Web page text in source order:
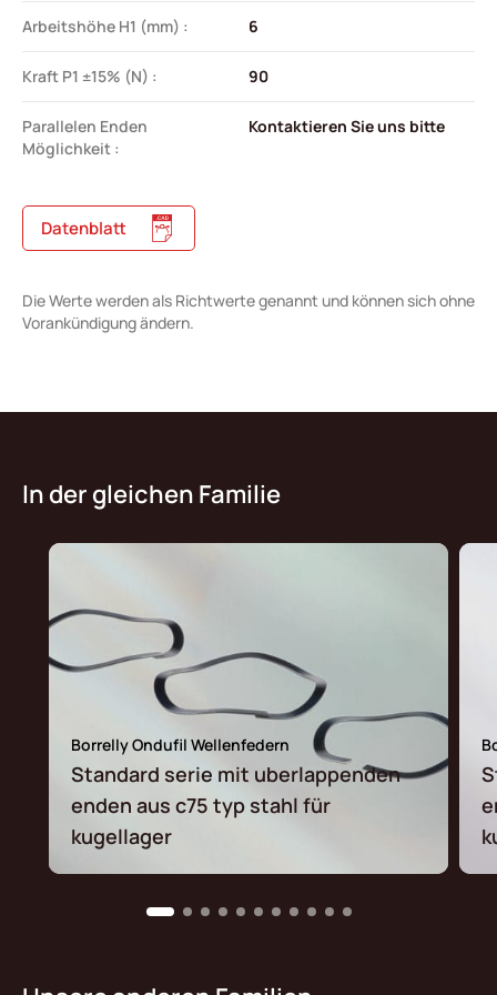
Arbeitshöhe H1 (mm) : 6
Kraft P1 ±15% (N) : 90
Parallelen Enden
Möglichkeit :
Kontaktieren Sie uns bitte
Datenblatt
Die Werte werden als Richtwerte genannt und können sich ohne
Vorankündigung ändern.
In der gleichen Familie
Borrelly Ondufil Wellenfedern
Standard serie mit uberlappenden
enden aus c75 typ stahl für
kugellager